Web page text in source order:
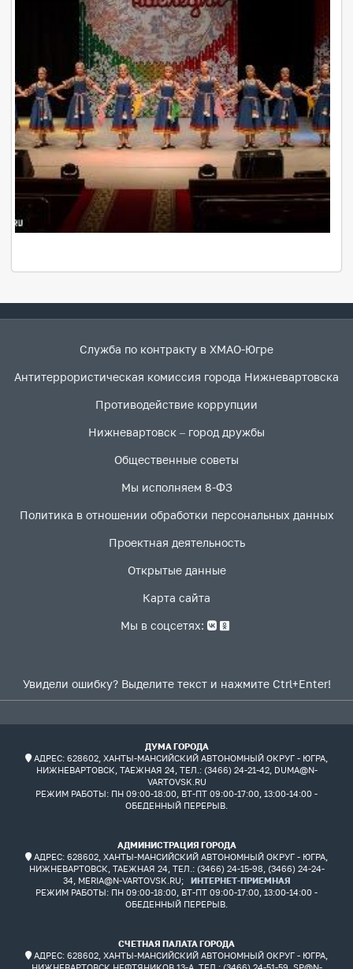
Служба по контракту в ХМАО-Югре
Антитеррористическая комиссия города Нижневартовска
Противодействие коррупции
Нижневартовск – город дружбы
Общественные советы
Мы исполняем 8-ФЗ
Политика в отношении обработки персональных данных
Проектная деятельность
Открытые данные
Карта сайта
Мы в соцсетях:
Увидели ошибку? Выделите текст и нажмите Ctrl+Enter!
ДУМА ГОРОДА
АДРЕС: 628602, ХАНТЫ-МАНСИЙСКИЙ АВТОНОМНЫЙ ОКРУГ - ЮГРА,
НИЖНЕВАРТОВСК, ТАЕЖНАЯ 24, ТЕЛ.: (3466) 24-21-42, DUMA@N-
VARTOVSK.RU
РЕЖИМ РАБОТЫ: ПН 09:00-18:00, ВТ-ПТ 09:00-17:00, 13:00-14:00 -
ОБЕДЕННЫЙ ПЕРЕРЫВ.
АДМИНИСТРАЦИЯ ГОРОДА
АДРЕС: 628602, ХАНТЫ-МАНСИЙСКИЙ АВТОНОМНЫЙ ОКРУГ - ЮГРА,
НИЖНЕВАРТОВСК, ТАЕЖНАЯ 24, ТЕЛ.: (3466) 24-15-98, (3466) 24-24-
34, MERIA@N-VARTOVSK.RU; ИНТЕРНЕТ-ПРИЕМНАЯ
РЕЖИМ РАБОТЫ: ПН 09:00-18:00, ВТ-ПТ 09:00-17:00, 13:00-14:00 -
ОБЕДЕННЫЙ ПЕРЕРЫВ.
СЧЕТНАЯ ПАЛАТА ГОРОДА
АДРЕС: 628602, ХАНТЫ-МАНСИЙСКИЙ АВТОНОМНЫЙ ОКРУГ - ЮГРА,
НИЖНЕВАРТОВСК,НЕФТЯНИКОВ 13-А, ТЕЛ.: (3466) 24-51-59, SP@N-